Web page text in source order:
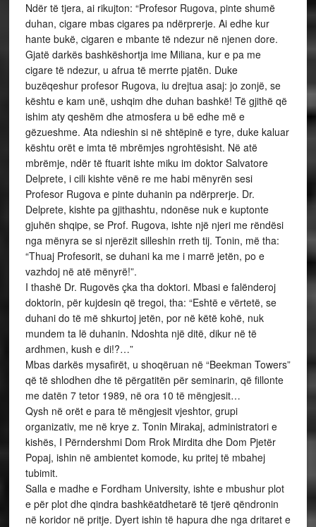
Ndër të tjera, ai rikujton: “Profesor Rugova, pinte shumë
duhan, cigare mbas cigares pa ndërprerje. Ai edhe kur
hante bukë, cigaren e mbante të ndezur në njenen dore.
Gjatë darkës bashkëshortja ime Miliana, kur e pa me
cigare të ndezur, u afrua të merrte pjatën. Duke
buzëqeshur profesor Rugova, iu drejtua asaj: jo zonjë, se
kështu e kam unë, ushqim dhe duhan bashkë! Të gjithë që
ishim aty qeshëm dhe atmosfera u bë edhe më e
gëzueshme. Ata ndieshin si në shtëpinë e tyre, duke kaluar
kështu orët e imta të mbrëmjes ngrohtësisht. Në atë
mbrëmje, ndër të ftuarit ishte miku im doktor Salvatore
Delprete, i cili kishte vënë re me habi mënyrën sesi
Profesor Rugova e pinte duhanin pa ndërprerje. Dr.
Delprete, kishte pa gjithashtu, ndonëse nuk e kuptonte
gjuhën shqipe, se Prof. Rugova, ishte një njeri me rëndësi
nga mënyra se si njerëzit silleshin rreth tij. Tonin, më tha:
“Thuaj Profesorit, se duhani ka me i marrë jetën, po e
vazhdoj në atë mënyrë!”.
I thashë Dr. Rugovës çka tha doktori. Mbasi e falënderoj
doktorin, për kujdesin që tregoi, tha: “Eshtë e vërtetë, se
duhani do të më shkurtoj jetën, por në këtë kohë, nuk
mundem ta lë duhanin. Ndoshta një ditë, dikur në të
ardhmen, kush e di!?…”
Mbas darkës mysafirët, u shoqëruan në “Beekman Towers”
që të shlodhen dhe të përgatitën për seminarin, që fillonte
me datën 7 tetor 1989, në ora 10 të mëngjesit…
Qysh në orët e para të mëngjesit vjeshtor, grupi
organizativ, me në krye z. Tonin Mirakaj, administratori e
kishës, I Përndershmi Dom Rrok Mirdita dhe Dom Pjetër
Popaj, ishin në ambientet komode, ku pritej të mbahej
tubimit.
Salla e madhe e Fordham University, ishte e mbushur plot
e për plot dhe qindra bashkëatdhetarë të tjerë qëndronin
në koridor në pritje. Dyert ishin të hapura dhe nga dritaret e